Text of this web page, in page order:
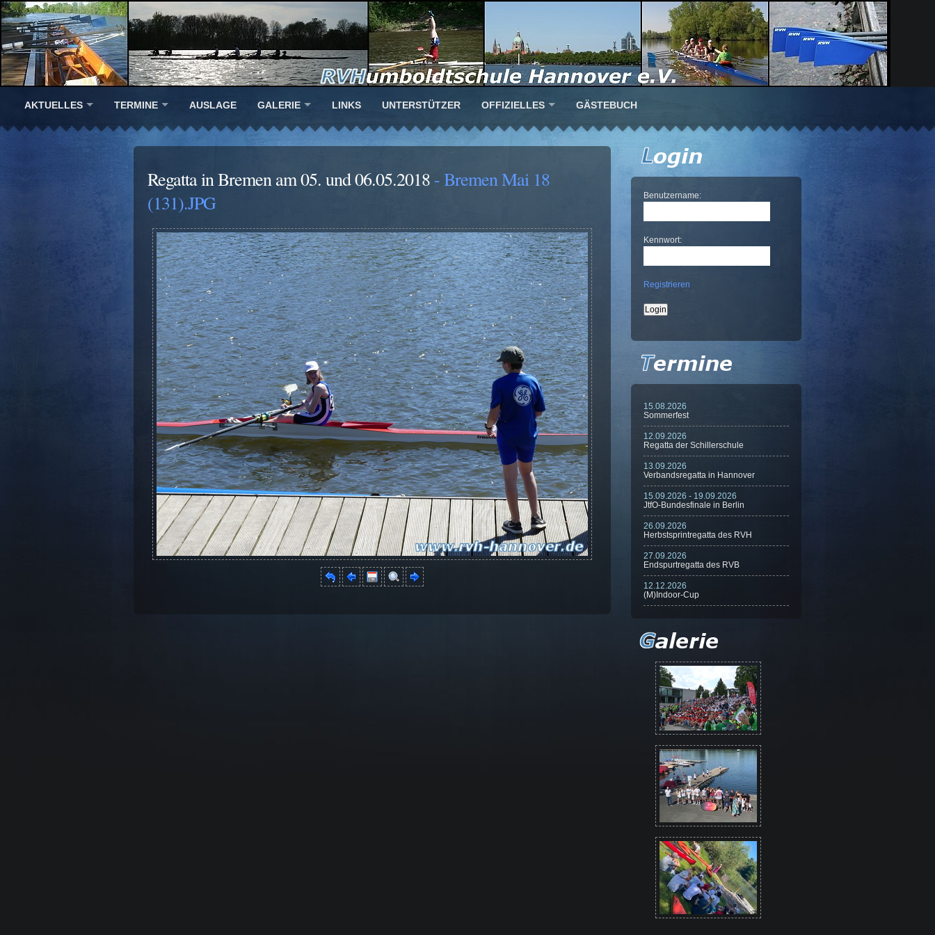
AKTUELLES TERMINE AUSLAGE GALERIE LINKS UNTERSTÜTZER OFFIZIELLES GÄSTEBUCH
Regatta in Bremen am 05. und 06.05.2018 - Bremen Mai 18
(131).JPG
Benutzername:
Kennwort:
Registrieren
15.08.2026
Sommerfest
12.09.2026
Regatta der Schillerschule
13.09.2026
Verbandsregatta in Hannover
15.09.2026 - 19.09.2026
JtfO-Bundesfinale in Berlin
26.09.2026
Herbstsprintregatta des RVH
27.09.2026
Endspurtregatta des RVB
12.12.2026
(M)Indoor-Cup